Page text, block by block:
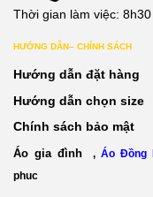
Thời gian làm việc:
HƯỚNG DẪN– CHÍNH SÁCH
Hướng dẫn đặt hàng
Hướng dẫn chọn size
Chính sách bảo mật
Áo gia đình , Áo Đồng
phuc